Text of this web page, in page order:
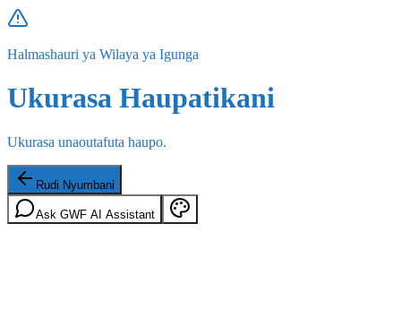
Halmashauri ya Wilaya ya Igunga
Ukurasa Haupatikani
Ukurasa unaoutafuta haupo.
Rudi Nyumbani
Ask GWF AI Assistant